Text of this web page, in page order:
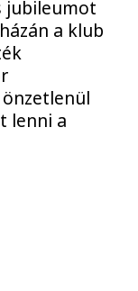
jubileumot
a klub
lenni a